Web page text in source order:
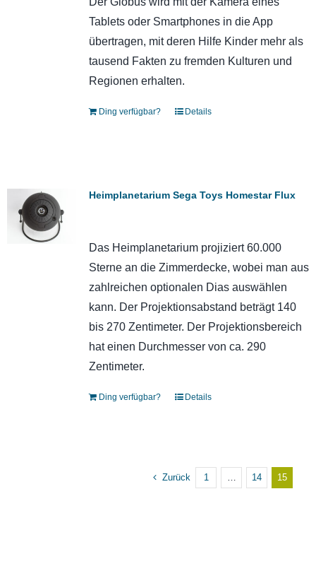
Tablets oder Smartphones in die App
übertragen, mit deren Hilfe Kinder mehr als
tausend Fakten zu fremden Kulturen und
Regionen erhalten.
Ding verfügbar? Details
Heimplanetarium Sega Toys Homestar Flux
Das Heimplanetarium projiziert 60.000
Sterne an die Zimmerdecke, wobei man aus
zahlreichen optionalen Dias auswählen
kann. Der Projektionsabstand beträgt 140
bis 270 Zentimeter. Der Projektionsbereich
hat einen Durchmesser von ca. 290
Zentimeter.
Ding verfügbar? Details
Zurück 1 … 14 15